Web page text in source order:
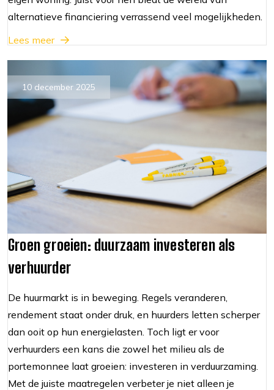
alternatieve financiering verrassend veel mogelijkheden.
Lees meer
10 december 2025
Groen groeien: duurzaam investeren als
verhuurder
De huurmarkt is in beweging. Regels veranderen,
rendement staat onder druk, en huurders letten scherper
dan ooit op hun energielasten. Toch ligt er voor
verhuurders een kans die zowel het milieu als de
portemonnee laat groeien: investeren in verduurzaming.
Met de juiste maatregelen verbeter je niet alleen je